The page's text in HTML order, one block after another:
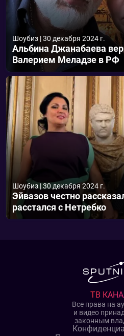
Шоубиз |30 декабря 2024 г.
Альбина Джанабаева
Валерием Меладзе в РФ
Шоубиз |30 декабря 2024 г.
Эйвазов честно
расстался с Нетребко
ТВ
Все права на
и видео
законным